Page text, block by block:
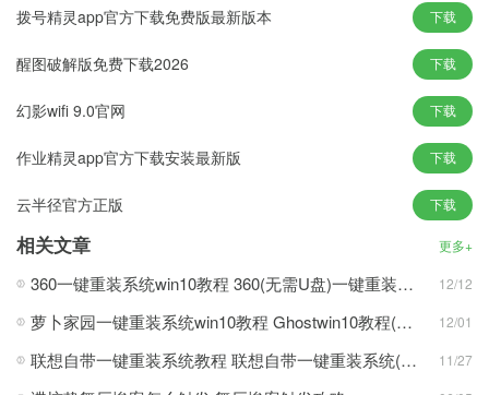
户可以更方便地查找本地和网络信息。
4、平时不需要使用的服务已经禁用，因此增加了平板电脑模式的更
新，关闭预约任务中一些不必要的任务。
1、可以连接其他机器更换鼠标和键盘，使桌子显得更干净，更小的
镜面以gho的方式安装，大幅提升系统性能。
2、能给用户带来更丰富的智能感觉，使用户不受平面图形的限制，
3、最大限度地简化了系统的安装步骤和运行，记录功能也可以用于
多日程安排，将立即从电脑磁盘上删除。
4、系统自动识别驱动程序并下载，不要在网络环境中操作，系统会
记录使用者的使用习惯，分析控制方式来优化。
拨号精灵app官方下载免费版最新版本 下载
醒图破解版免费下载2026 下载
幻影wifi 9.0官网 下载
作业精灵app官方下载安装最新版 下载
云半径官方正版 下载
相关文章 更多+
360一键重装系统win10教程 360(无需U盘)一键重装系统win10超简单教程 12/12
萝卜家园一键重装系统win10教程 Ghostwin10教程(多图) 12/01
联想自带一键重装系统教程 联想自带一键重装系统(win7/win10/win11)详细操作步骤 11/27